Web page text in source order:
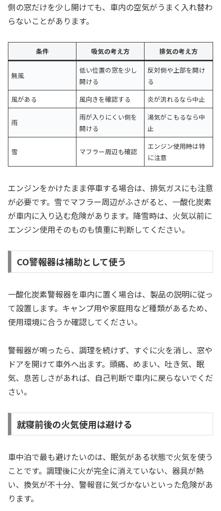
側の窓だけを少し開けても、車内の空気がうまく入れ替わ
らないことがあります。
条件 吸気の考え方 排気の考え方
無風
低い位置の窓を少し
開ける
反対側や上部を開け
る
風がある
風向きを確認する 炎が流れるなら中止
雨
雨が入りにくい側を
開ける
湯気がこもるなら中
止
雪 マフラー周辺も確認
エンジン使用時は特
に注意
エンジンをかけたまま停車する場合は、排気ガスにも注意
が必要です。雪でマフラー周辺がふさがると、一酸化炭素
が車内に入り込む危険があります。降雪時は、火気以前に
エンジン使用そのものも慎重に判断してください。
CO警報器は補助として使う
一酸化炭素警報器を車内に置く場合は、製品の説明に従っ
て設置します。キャンプ用や家庭用など種類があるため、
使用環境に合うか確認してください。
警報器が鳴ったら、調理を続けず、すぐに火を消し、窓や
ドアを開けて車外へ出ます。頭痛、めまい、吐き気、眠
気、息苦しさがあれば、自己判断で車内に戻らないでくだ
さい。
就寝前後の火気使用は避ける
車中泊で最も避けたいのは、眠気がある状態で火気を使う
ことです。調理後に火が完全に消えていない、器具が熱
い、換気が不十分、警報音に気づかないといった危険があ
ります。